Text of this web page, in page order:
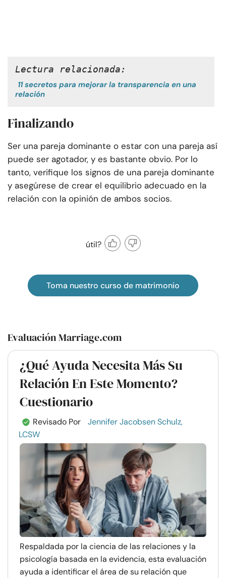
Lectura relacionada:
11 secretos para mejorar la transparencia en una
relación
Finalizando
Ser una pareja dominante o estar con una pareja así
puede ser agotador, y es bastante obvio. Por lo
tanto, verifique los signos de una pareja dominante
y asegúrese de crear el equilibrio adecuado en la
relación con la opinión de ambos socios.
útil?
Toma nuestro curso de matrimonio
Evaluación Marriage.com
¿Qué Ayuda Necesita Más Su
Relación En Este Momento?
Cuestionario
Revisado Por
Jennifer Jacobsen Schulz,
LCSW
Respaldada por la ciencia de las relaciones y la
psicología basada en la evidencia, esta evaluación
ayuda a identificar el área de su relación que